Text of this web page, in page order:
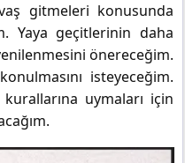
gitmeleri konusunda
Yaya geçitlerinin daha
önereceğim.
isteyeceğim.
uymaları için